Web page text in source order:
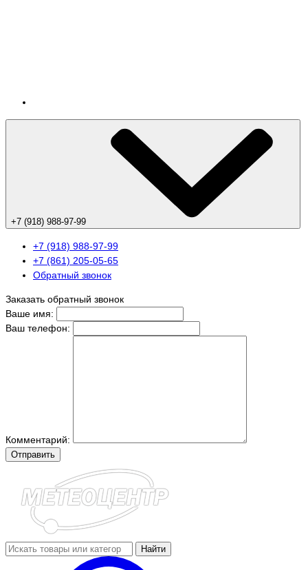
+7 (918) 988-97-99
+7 (918) 988-97-99
+7 (861) 205-05-65
Обратный звонок
Заказать обратный звонок
Ваше имя:
Ваш телефон:
Комментарий:
Отправить
Найти